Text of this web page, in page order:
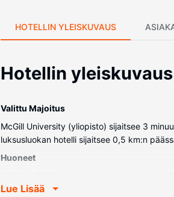
HOTELLIN YLEISKUVAUS
Hotellin yleiskuvaus
Valittu Majoitus
McGill University (yliopisto) sijaitsee 3
luksusluokan hotelli sijaitsee 0,5 km:n
Huoneet
kuuluu digitaalikanavat sekä ilmainen
Lue Lisää